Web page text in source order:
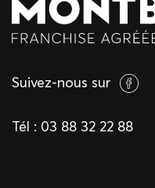
Suivez-nous sur
Tél : 03 88 32 22 88